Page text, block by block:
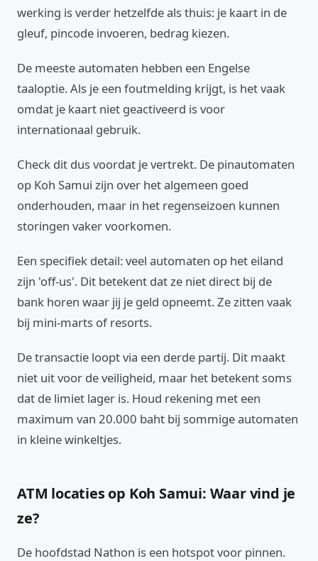
werking is verder hetzelfde als thuis: je kaart in de
gleuf, pincode invoeren, bedrag kiezen.
De meeste automaten hebben een Engelse
taaloptie. Als je een foutmelding krijgt, is het vaak
omdat je kaart niet geactiveerd is voor
internationaal gebruik.
Check dit dus voordat je vertrekt. De pinautomaten
op Koh Samui zijn over het algemeen goed
onderhouden, maar in het regenseizoen kunnen
storingen vaker voorkomen.
Een specifiek detail: veel automaten op het eiland
zijn 'off-us'. Dit betekent dat ze niet direct bij de
bank horen waar jij je geld opneemt. Ze zitten vaak
bij mini-marts of resorts.
De transactie loopt via een derde partij. Dit maakt
niet uit voor de veiligheid, maar het betekent soms
dat de limiet lager is. Houd rekening met een
maximum van 20.000 baht bij sommige automaten
in kleine winkeltjes.
ATM locaties op Koh Samui: Waar vind je
ze?
De hoofdstad Nathon is een hotspot voor pinnen.